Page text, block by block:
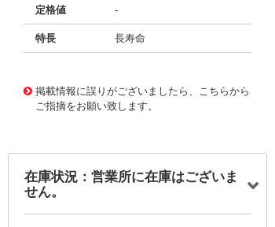
定格値 -
特長 長寿命
掲載情報に誤りがございましたら、こちらから
ご指摘をお願い致します。
在庫状況：営業所に在庫はございま
せん。